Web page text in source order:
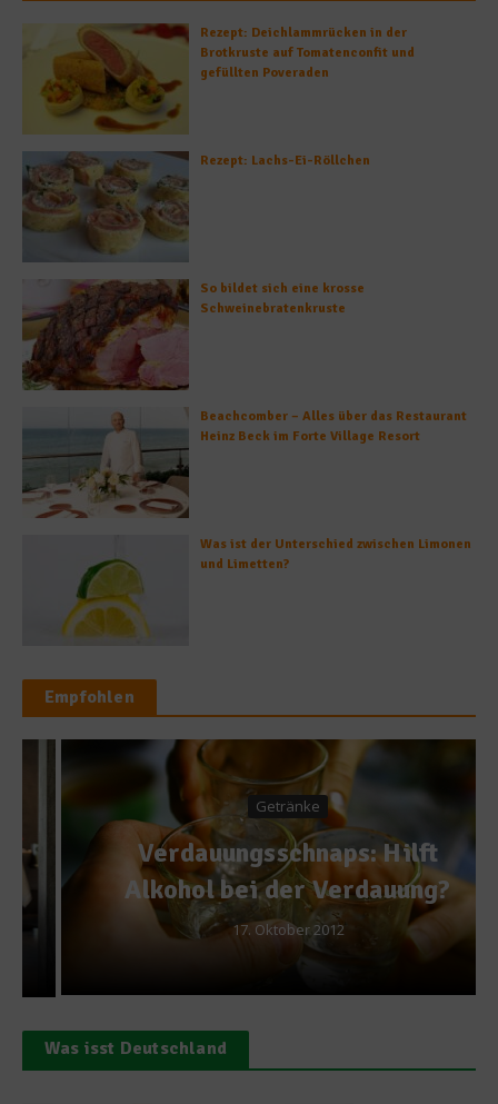
Rezept: Deichlammrücken in der
Brotkruste auf Tomatenconfit und
gefüllten Poveraden
Rezept: Lachs-Ei-Röllchen
So bildet sich eine krosse
Schweinebratenkruste
Beachcomber – Alles über das Restaurant
Heinz Beck im Forte Village Resort
Was ist der Unterschied zwischen Limonen
und Limetten?
Empfohlen
Getränke
Verdauungsschnaps: Hilft
Alkohol bei der Verdauung?
17. Oktober 2012
Was isst Deutschland